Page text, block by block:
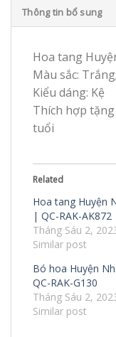
Thông tin bổ sung
Hoa tang
Màu sắc:
Kiểu dáng: Kệ
Thích hợp
tuổi
Related
Hoa tang Huyện
| QC-RAK-AK872
Tháng Sáu 2,
Similar post
Bó hoa Huyện
QC-RAK-G130
Tháng Sáu 2,
Similar post